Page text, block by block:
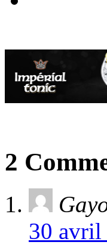
2
30 avril